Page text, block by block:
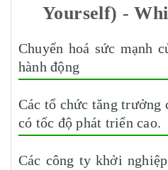
Yourself) -
Chuyển hoá sức mạnh
hành động
Các tổ chức tăng trưởng
có tốc độ phát triển cao.
Các công ty khởi